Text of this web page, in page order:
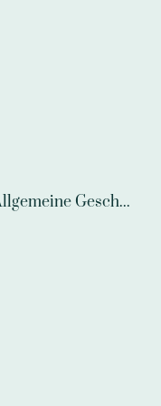
AGB/Allgemeine Geschäftsbedingungen